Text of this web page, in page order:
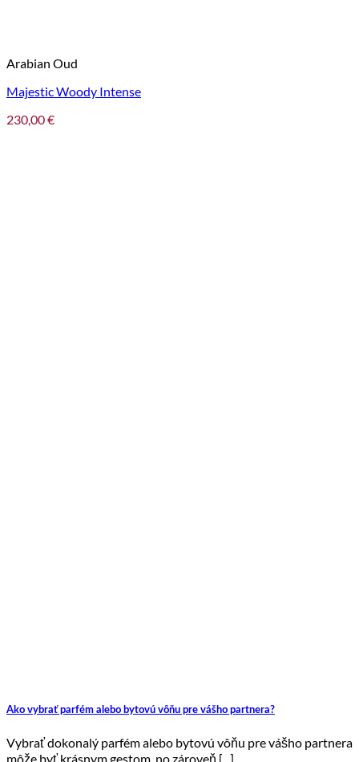
Arabian Oud
Majestic Woody Intense
230,00€
Ako vybrať parfém alebo bytovú vôňu pre vášho partnera?
Vybrať dokonalý parfém alebo bytovú vôňu pre vášho partnera
môže byť krásnym gestom, no zároveň [...]